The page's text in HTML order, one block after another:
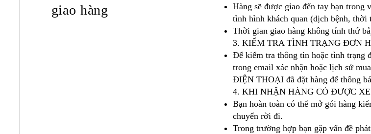
giao hàng
Hàng sẽ được giao đến tay bạn trong
tình hình khách quan (dịch bệnh,
Thời gian giao hàng không tính thứ
3. KIỂM TRA TÌNH TRẠNG ĐƠN
Để kiểm tra thông tin hoặc tình
trong email xác nhận hoặc lịch sử
ĐIỆN THOẠI đã đặt hàng để thông
4. KHI NHẬN HÀNG CÓ ĐƯỢC
Bạn hoàn toàn có thể mở gói hàng
chuyển rời đi.
Trong trường hợp bạn gặp vấn đề